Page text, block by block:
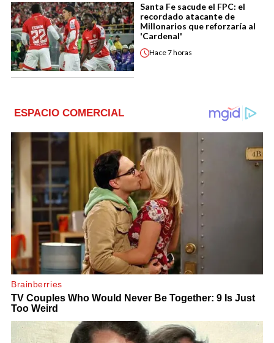
Santa Fe sacude el FPC: el
recordado atacante de
Millonarios que reforzaría al
'Cardenal'
Hace7 horas